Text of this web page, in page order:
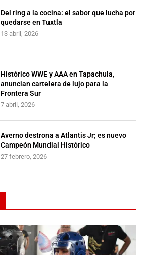
Del ring a la cocina: el sabor que lucha por
quedarse en Tuxtla
13 abril, 2026
Histórico WWE y AAA en Tapachula,
anuncian cartelera de lujo para la
Frontera Sur
7 abril, 2026
Averno destrona a Atlantis Jr; es nuevo
Campeón Mundial Histórico
27 febrero, 2026